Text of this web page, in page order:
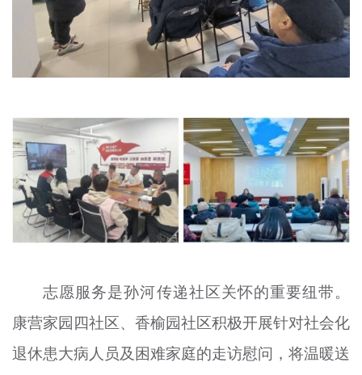
志愿服务是孙河传递社区关怀的重要纽带。
康营家园四社区、香榆园社区积极开展针对社会化
退休患大病人员及困难家庭的走访慰问，将温暖送